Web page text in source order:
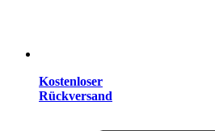
Kostenloser
Rückversand